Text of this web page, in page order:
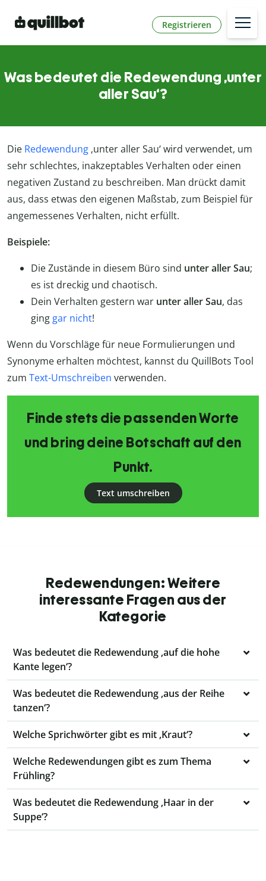
Registrieren
Was bedeutet die Redewendung ‚unter
aller Sau‘?
Die Redewendung ‚unter aller Sau‘ wird verwendet, um
sehr schlechtes, inakzeptables Verhalten oder einen
negativen Zustand zu beschreiben. Man drückt damit
aus, dass etwas den eigenen Maßstab, zum Beispiel für
angemessenes Verhalten, nicht erfüllt.
Beispiele:
Die Zustände in diesem Büro sind unter aller Sau;
es ist dreckig und chaotisch.
Dein Verhalten gestern war unter aller Sau, das
ging gar nicht!
Wenn du Vorschläge für neue Formulierungen und
Synonyme erhalten möchtest, kannst du QuillBots Tool
zum Text-Umschreiben verwenden.
Finde stets die passenden Worte
und bring deine Botschaft auf den
Punkt.
Text umschreiben
Redewendungen: Weitere
interessante Fragen aus der
Kategorie
Was bedeutet die Redewendung ‚auf die hohe
Kante legen‘?
Was bedeutet die Redewendung ‚aus der Reihe
tanzen‘?
Welche Sprichwörter gibt es mit ‚Kraut‘?
Welche Redewendungen gibt es zum Thema
Frühling?
Was bedeutet die Redewendung ‚Haar in der
Suppe‘?